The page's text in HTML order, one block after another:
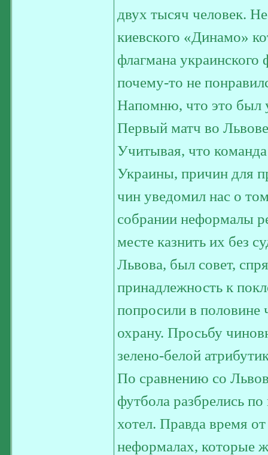
двух тысяч человек.
киевского «Динамо»
флагмана
почему-то не
Напомню, что это был
Первый матч во
Учитывая, что
Украины, причин для
чин уведомил нас о
собрании неформалы
месте казнить их без
Львова, был совет,
принадлежность к
попросили в половине
охрану. Просьбу
зелено-белой
По сравнению со
футбола разбрелись
хотел. Правда время
неформалах, которые